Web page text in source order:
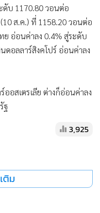
ดับ 1170.80 วอนต่อ
ส.ค.) ที่ 1158.20 วอนต่อ
อ่อนค่าลง 0.4% สู่ระดับ
ดอลลาร์สิงคโปร์ อ่อนค่าลง
อสเตรเลีย ต่างก็อ่อนค่าลง
ฐ
3,925
ติม